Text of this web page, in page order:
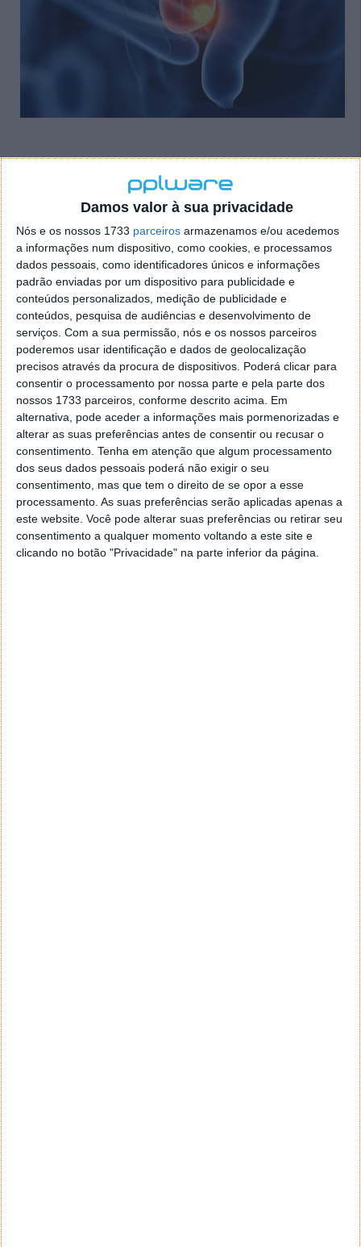
Damos valor à sua privacidade
Nós e os nossos 1733 parceiros armazenamos e/ou acedemos
a informações num dispositivo, como cookies, e processamos
dados pessoais, como identificadores únicos e informações
padrão enviadas por um dispositivo para publicidade e
conteúdos personalizados, medição de publicidade e
conteúdos, pesquisa de audiências e desenvolvimento de
serviços. Com a sua permissão, nós e os nossos parceiros
poderemos usar identificação e dados de geolocalização
precisos através da procura de dispositivos. Poderá clicar para
consentir o processamento por nossa parte e pela parte dos
nossos 1733 parceiros, conforme descrito acima. Em
alternativa, pode aceder a informações mais pormenorizadas e
alterar as suas preferências antes de consentir ou recusar o
consentimento. Tenha em atenção que algum processamento
dos seus dados pessoais poderá não exigir o seu
consentimento, mas que tem o direito de se opor a esse
processamento. As suas preferências serão aplicadas apenas a
este website. Você pode alterar suas preferências ou retirar seu
consentimento a qualquer momento voltando a este site e
clicando no botão "Privacidade" na parte inferior da página.
Melhoria da condição física reduz o
risco de cancro da próstata, diz estudo
·CIÊNCIA
A atividade física é, comprovadamente, benéfica e
este estudo é mais uma prova nesse sentido. O risco
de cancro na próstata é reduzido por via da melhoria
da condição física.